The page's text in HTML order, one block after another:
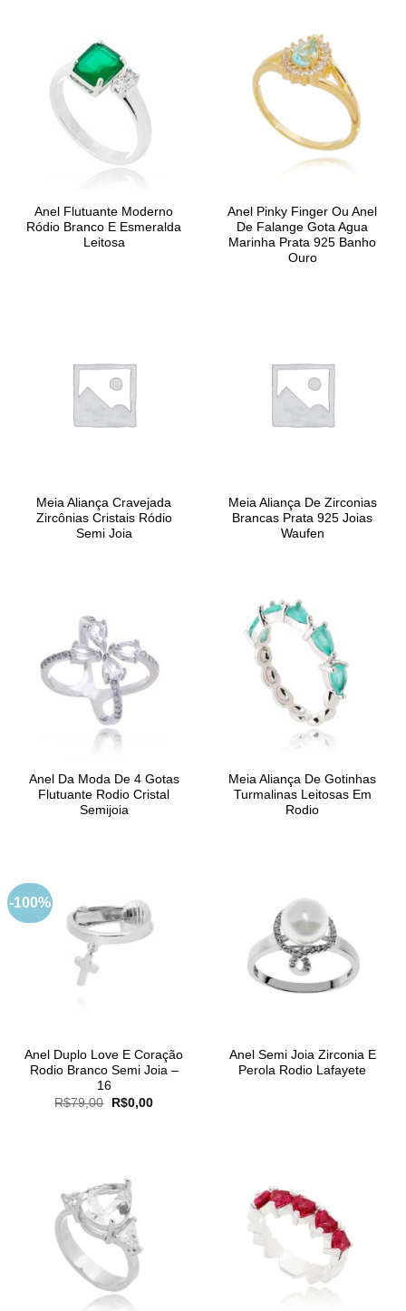
Anel Flutuante Moderno
Ródio Branco E Esmeralda
Leitosa
Anel Pinky Finger Ou Anel
De Falange Gota Agua
Marinha Prata 925 Banho
Ouro
Meia Aliança Cravejada
Zircônias Cristais Ródio
Semi Joia
Meia Aliança De Zirconias
Brancas Prata 925 Joias
Waufen
Anel Da Moda De 4 Gotas
Flutuante Rodio Cristal
Semijoia
Meia Aliança De Gotinhas
Turmalinas Leitosas Em
Rodio
-100%
Anel Duplo Love E Coração
Rodio Branco Semi Joia –
16
R$79,00
O
R$0,00O
Anel Semi Joia Zirconia E
Perola Rodio Lafayete